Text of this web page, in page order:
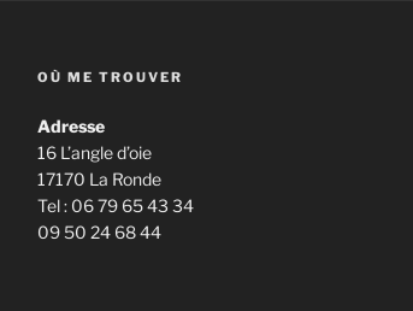
OÙ ME TROUVER
Adresse
16 L’angle d’oie
17170 La Ronde
Tel : 06 79 65 43 34
09 50 24 68 44